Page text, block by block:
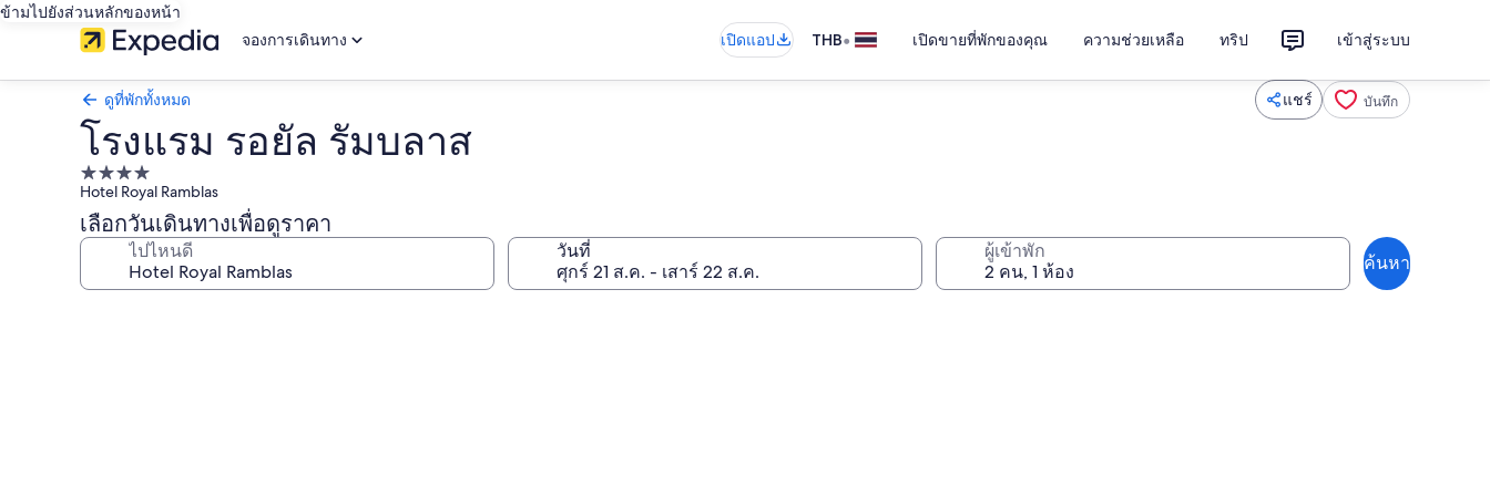
ข้ามไปยังส่วนหลักของหน้า
จองการเดินทาง
เปิดแอป THB• เปิดขายที่พักของคุณ ความช่วยเหลือ ทริป เข้าสู่ระบบ
ดูที่พักทั้งหมด แชร์ บันทึก
โรงแรม รอยัล รัมบลาส
ที่พัก
4.0
ดาว
Hotel Royal Ramblas
เลือกวันเดินทางเพื่อดูราคา
ไปไหนดี วันที่ ผู้เข้าพัก
ค้นหา